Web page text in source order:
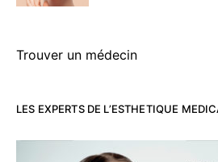
Trouver un médecin
LES EXPERTS DE L’ESTHETIQUE